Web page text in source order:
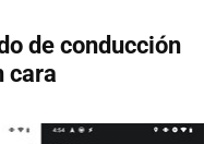
de conducción
cara